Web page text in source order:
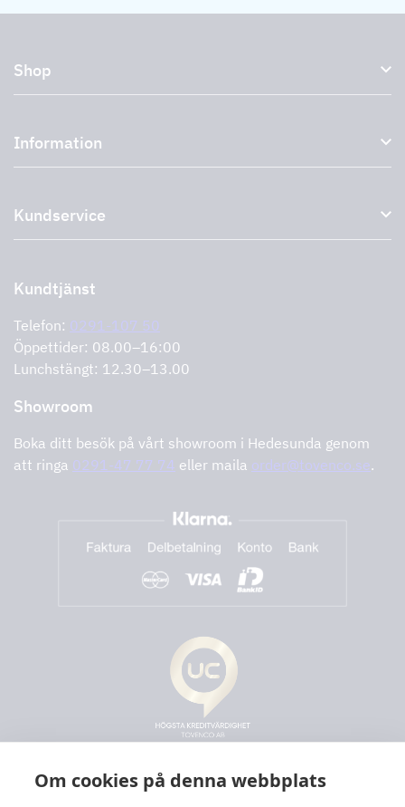
Om cookies på denna webbplats
Shop
Externa fläktar
Plasmafilter
Outlet
Storköksprodukter PRO
Information
Miljö
Support och service
Cookies
Integritetspolicy
Kundservice
Retur av produkt
Support och service
Kundtjänst
Telefon: 0291-107 50
Öppettider: 08.00–16:00
Lunchstängt: 12.30–13.00
Showroom
Boka ditt besök på vårt showroom i Hedesunda genom
att ringa 0291-47 77 74 eller maila order@tovenco.se.